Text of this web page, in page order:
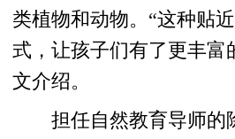
类植物和动物。“这种贴
式，让孩子们有了更丰富
文介绍。
担任自然教育导师的